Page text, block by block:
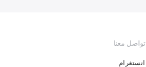
تواصل معنا
انستغرام